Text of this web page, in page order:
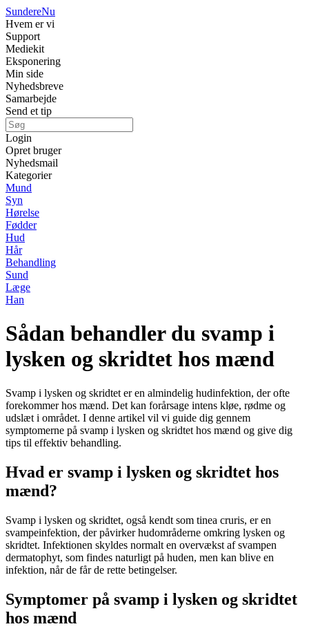
SundereNu
Hvem er vi
Support
Mediekit
Eksponering
Min side
Nyhedsbreve
Samarbejde
Send et tip
Login
Opret bruger
Nyhedsmail
Kategorier
Mund
Syn
Hørelse
Fødder
Hud
Hår
Behandling
Sund
Læge
Han
Sådan behandler du svamp i
lysken og skridtet hos mænd
Svamp i lysken og skridtet er en almindelig hudinfektion, der ofte
forekommer hos mænd. Det kan forårsage intens kløe, rødme og
udslæt i området. I denne artikel vil vi guide dig gennem
symptomerne på svamp i lysken og skridtet hos mænd og give dig
tips til effektiv behandling.
Hvad er svamp i lysken og skridtet hos
mænd?
Svamp i lysken og skridtet, også kendt som tinea cruris, er en
svampeinfektion, der påvirker hudområderne omkring lysken og
skridtet. Infektionen skyldes normalt en overvækst af svampen
dermatophyt, som findes naturligt på huden, men kan blive en
infektion, når de får de rette betingelser.
Symptomer på svamp i lysken og skridtet
hos mænd